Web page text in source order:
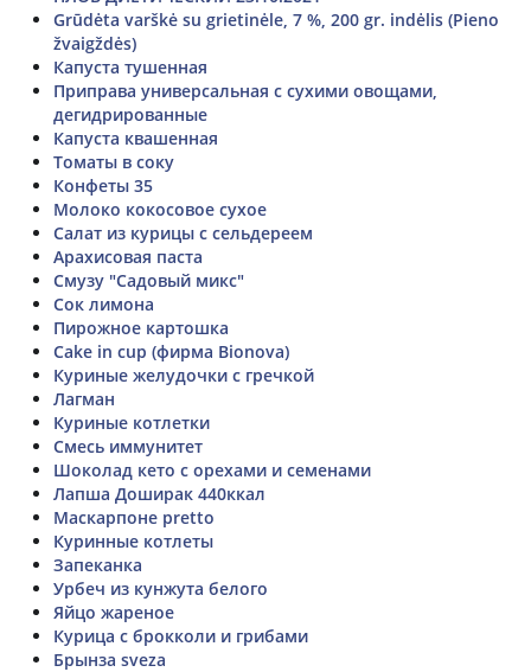
Grūdėta varškė su grietinėle, 7 %, 200 gr. indėlis (Pieno
žvaigždės)
Капуста тушенная
Приправа универсальная с сухими овощами,
дегидрированные
Капуста квашенная
Томаты в соку
Конфеты 35
Молоко кокосовое сухое
Салат из курицы с сельдереем
Арахисовая паста
Смузу "Садовый микс"
Сок лимона
Пирожное картошка
Cake in cup (фирма Bionova)
Куриные желудочки с гречкой
Лагман
Куриные котлетки
Смесь иммунитет
Шоколад кето с орехами и семенами
Лапша Доширак 440ккал
Маскарпоне pretto
Куринные котлеты
Запеканка
Урбеч из кунжута белого
Яйцо жареное
Курица с брокколи и грибами
Брынза sveza